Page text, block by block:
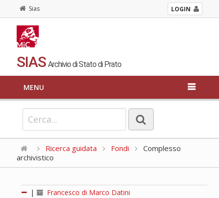
Sias LOGIN
SIAS Archivio di Stato di Prato
MENU
Ricerca guidata Fondi
Complesso
archivistico
| Francesco di Marco Datini